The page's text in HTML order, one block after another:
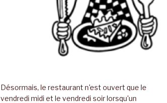
Désormais, le restaurant n'est ouvert que le
vendredi midi et le vendredi soir lorsqu'un